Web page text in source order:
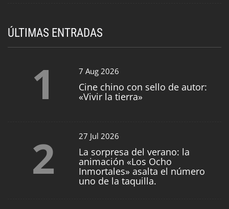
ÚLTIMAS ENTRADAS
1 7 Aug 2026
Cine chino con sello de autor:
«Vivir la tierra»
2 27 Jul 2026
La sorpresa del verano: la
animación «Los Ocho
Inmortales» asalta el número
uno de la taquilla.